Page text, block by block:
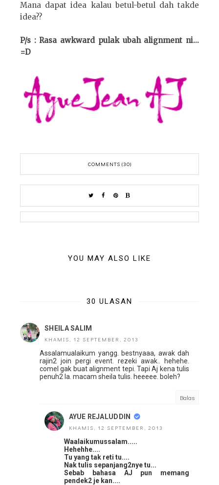
Mana dapat idea kalau betul-betul dah takde
idea??
P/s : Rasa awkward pulak ubah alignment ni...
=D
COMMENTS (30)
YOU MAY ALSO LIKE
30 ULASAN
SHEILA SALIM
KHAMIS, 12 SEPTEMBER, 2013
Assalamualaikum yangg. bestnyaaa, awak dah
rajin2 join pergi event. rezeki awak.. hehehe.
comel gak buat alignment tepi. Tapi Aj kena tulis
penuh2 la. macam sheila tulis. heeeee. boleh?
Balas
AYUE REJALUDDIN
KHAMIS, 12 SEPTEMBER, 2013
Waalaikumussalam.....
Hehehhe....
Tu yang tak reti tu....
Nak tulis sepanjang2nye tu...
Sebab bahasa AJ pun memang
pendek2 je kan....